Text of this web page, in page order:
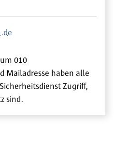
010
Mailadresse haben alle
Zugriff,
sind.